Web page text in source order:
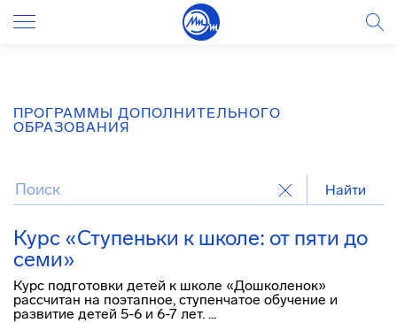
ПРОГРАММЫ ДОПОЛНИТЕЛЬНОГО
ОБРАЗОВАНИЯ
Найти
Курс «Ступеньки к школе: от пяти до
семи»
Курс подготовки детей к школе «Дошколенок»
рассчитан на поэтапное, ступенчатое обучение и
развитие детей 5-6 и 6-7 лет. ...